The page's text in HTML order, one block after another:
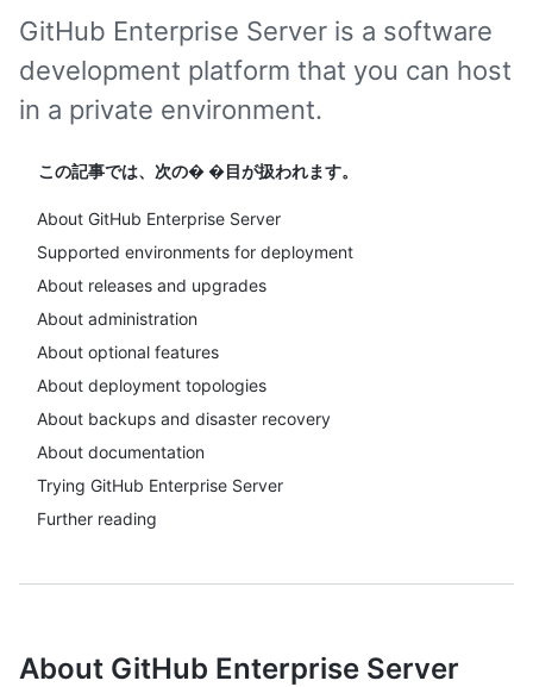
この記事では、次の� �目が扱われます。
About GitHub Enterprise Server
Supported environments for deployment
About releases and upgrades
About administration
About optional features
About deployment topologies
About backups and disaster recovery
About documentation
Trying GitHub Enterprise Server
Further reading
GitHub Enterprise Server is a software
development platform that you can host
in a private environment.
About GitHub Enterprise Server